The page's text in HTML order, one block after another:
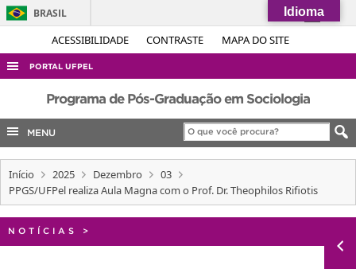
ACESSIBILIDADE CONTRASTE MAPA DO SITE
BRASIL
Simplifique!
Acesso à informação
Legislação
Canais
PORTAL UFPEL
ACESSO À INFORMAÇÃO
AUDITORIA
COBALTO
CONCURSOS
INTERNACIONAL
Programa de Pós-Graduação em Sociologia
MENU
Início 2025 Dezembro
03
PPGS/UFPel realiza Aula Magna com o Prof. Dr. Theophilos Rifiotis
NOTÍCIAS >
Idioma